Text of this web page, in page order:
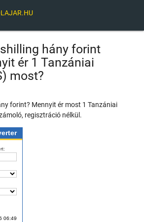
hány forint
ér 1 Tanzániai
most?
forint? Mennyit ér most 1 Tanzániai
regisztráció nélkül.